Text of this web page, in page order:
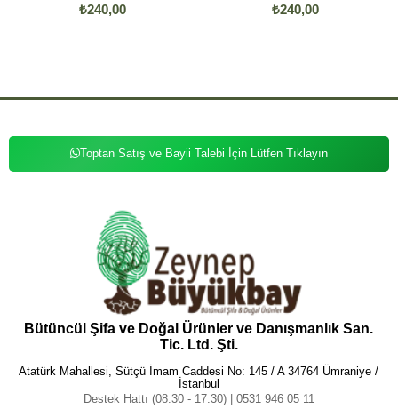
₺240,00 ₺240,00
Toptan Satış ve Bayii Talebi İçin Lütfen Tıklayın
Bütüncül Şifa ve Doğal Ürünler ve Danışmanlık San.
Tic. Ltd. Şti.
Atatürk Mahallesi, Sütçü İmam Caddesi No: 145 / A 34764 Ümraniye /
İstanbul
Destek Hattı (08:30 - 17:30) | 0531 946 05 11